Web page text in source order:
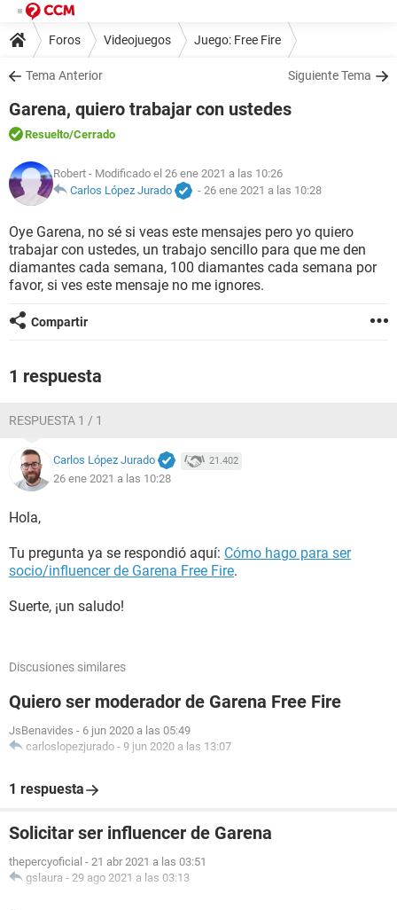
Foros Videojuegos Juego: Free Fire
Tema Anterior Siguiente Tema
Garena, quiero trabajar con ustedes
Resuelto/Cerrado
Robert - Modificado el 26 ene 2021 a las 10:26
Carlos López Jurado
- 26 ene 2021 a las 10:28
Oye Garena, no sé si veas este mensajes pero yo quiero
trabajar con ustedes, un trabajo sencillo para que me den
diamantes cada semana, 100 diamantes cada semana por
favor, si ves este mensaje no me ignores.
Compartir
1 respuesta
RESPUESTA 1 / 1
Carlos López Jurado 21.402
26 ene 2021 a las 10:28
Hola,
Tu pregunta ya se respondió aquí: Cómo hago para ser
socio/influencer de Garena Free Fire.
Suerte, ¡un saludo!
Discusiones similares
Quiero ser moderador de Garena Free Fire
JsBenavides - 6 jun 2020 a las 05:49
carloslopezjurado - 9 jun 2020 a las 13:07
1 respuesta
Solicitar ser influencer de Garena
thepercyoficial - 21 abr 2021 a las 03:51
gslaura - 29 ago 2021 a las 03:13